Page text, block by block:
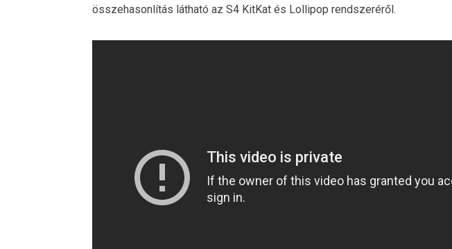
összehasonlítás látható az S4 KitKat és Lollipop rendszeréről.